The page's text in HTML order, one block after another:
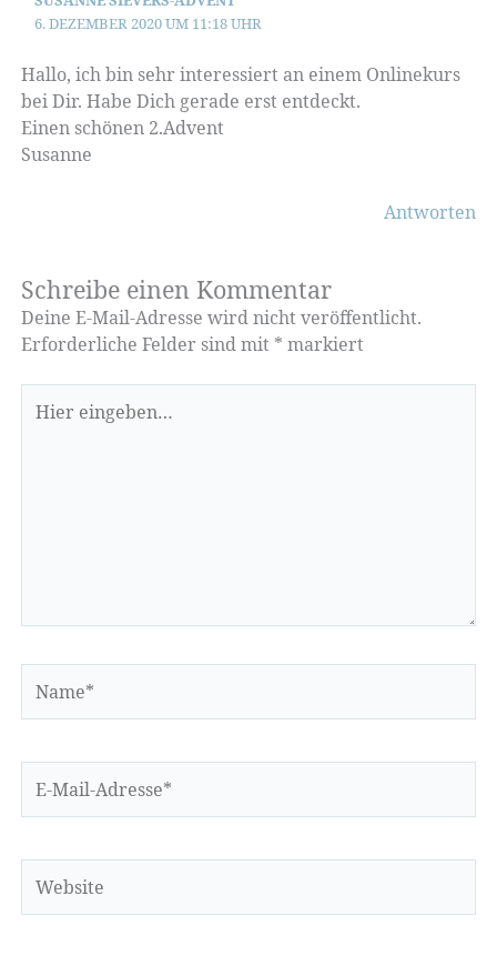
6. DEZEMBER 2020 UM 11:18 UHR
Hallo, ich bin sehr interessiert an einem Onlinekurs
bei Dir. Habe Dich gerade erst entdeckt.
Einen schönen 2.Advent
Susanne
Antworten
Schreibe einen Kommentar
Deine E-Mail-Adresse wird nicht veröffentlicht.
Erforderliche Felder sind mit * markiert
eingeben…
Mail-